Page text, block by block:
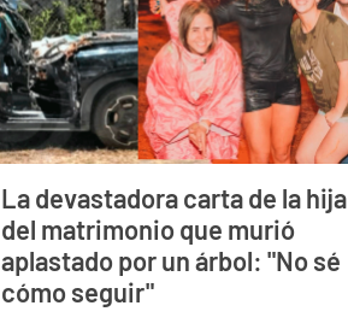
La devastadora carta de la hija
del matrimonio que murió
aplastado por un árbol: "No sé
cómo seguir"